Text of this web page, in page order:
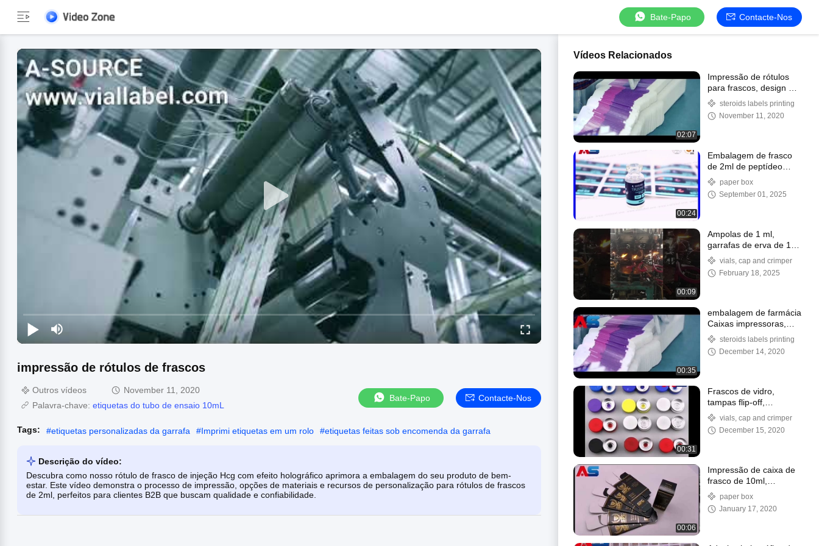
Bate-Papo Contacte-Nos
impressão de rótulos de frascos
Outros vídeos
November 11, 2020
Palavra-chave: etiquetas do tubo de ensaio 10mL
Bate-Papo Contacte-Nos
Tags: #etiquetas personalizadas da garrafa #Imprimi etiquetas em um rolo #etiquetas feitas sob encomenda da garrafa
Descrição do vídeo:
Descubra como nosso rótulo de frasco de injeção Hcg com efeito holográfico aprimora a embalagem do seu produto de bem-
estar. Este vídeo demonstra o processo de impressão, opções de materiais e recursos de personalização para rótulos de frascos
de 2ml, perfeitos para clientes B2B que buscam qualidade e confiabilidade.
Vídeos Relacionados
02:07
Impressão de rótulos
para frascos, design de
rótulos de 10ml,
www.viallabel.com
steroids labels printing
November 11, 2020
00:24
Embalagem de frasco
de 2ml de peptídeo
para Tirzepatida,
Retatrutida,
Semaglutida
paper box
September 01, 2025
00:09
Ampolas de 1 ml,
garrafas de erva de 10
ml / 20 ml
vials, cap and crimper
February 18, 2025
00:35
embalagem de farmácia
Caixas impressoras,
www.viallabel.com
steroids labels printing
December 14, 2020
00:31
Frascos de vidro,
tampas flip-off,
crimpador manual em
oferta,
www.viallabel.com
vials, cap and crimper
December 15, 2020
00:06
Impressão de caixa de
frasco de 10ml,
www.viallabel.com,
whatsapp
008617728918978
paper box
January 17, 2020